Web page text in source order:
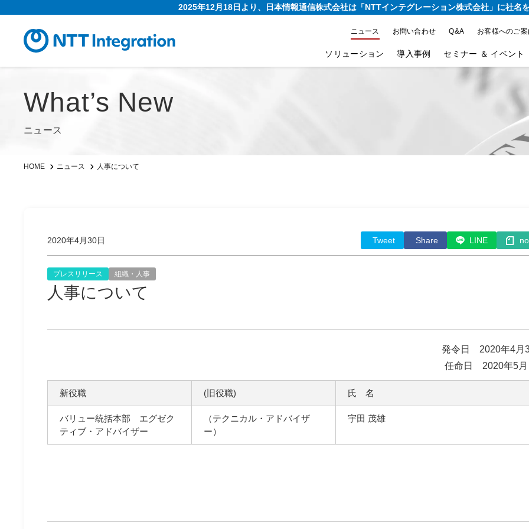
2025年12月18日より、日本情報通信株式会社は「NTTインテグレーション株式会社」に社名
ニュース お問い合わせ Q&A お客様へのご
ソリューション 導入事例 セミナー ＆ イベント
What’s New
ニュース
HOME ニュース 人事について
2020年4月30日 Tweet Share LINE
プレスリリース 組織・人事
人事について
発令日 2020年4月
任命日 2020年5月
新役職 (旧役職) 氏 名
バリュー統括本部 エグゼク
ティブ・アドバイザー
（テクニカル・アドバイザ
ー）
宇田 茂雄